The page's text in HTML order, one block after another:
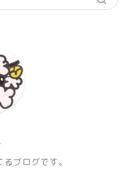
ブログです。